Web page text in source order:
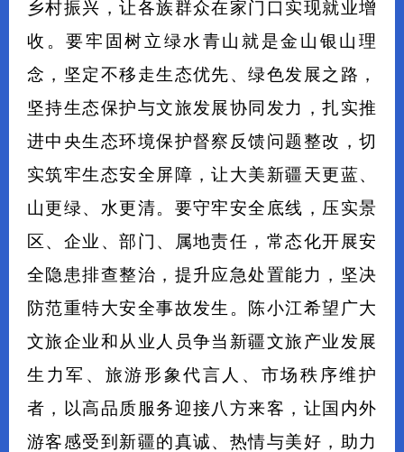
乡村振兴，让各族群众在家门口实现就业增
收。要牢固树立绿水青山就是金山银山理
念，坚定不移走生态优先、绿色发展之路，
坚持生态保护与文旅发展协同发力，扎实推
进中央生态环境保护督察反馈问题整改，切
实筑牢生态安全屏障，让大美新疆天更蓝、
山更绿、水更清。要守牢安全底线，压实景
区、企业、部门、属地责任，常态化开展安
全隐患排查整治，提升应急处置能力，坚决
防范重特大安全事故发生。陈小江希望广大
文旅企业和从业人员争当新疆文旅产业发展
生力军、旅游形象代言人、市场秩序维护
者，以高品质服务迎接八方来客，让国内外
游客感受到新疆的真诚、热情与美好，助力